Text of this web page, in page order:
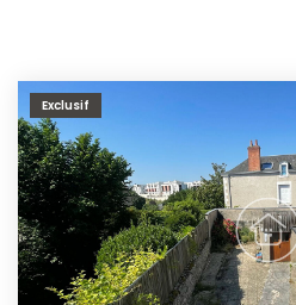
Exclusif